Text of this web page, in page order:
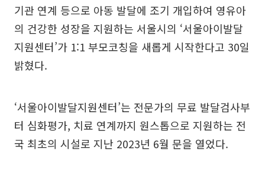
기관 연계 등으로 아동 발달에 조기 개입하여 영유아
의 건강한 성장을 지원하는 서울시의 ‘서울아이발달
지원센터’가 1:1 부모코칭을 새롭게 시작한다고 30일
밝혔다.
‘서울아이발달지원센터’는 전문가의 무료 발달검사부
터 심화평가, 치료 연계까지 원스톱으로 지원하는 전
국 최초의 시설로 지난 2023년 6월 문을 열었다.